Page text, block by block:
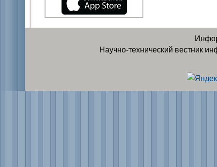
Научно-технический вестник